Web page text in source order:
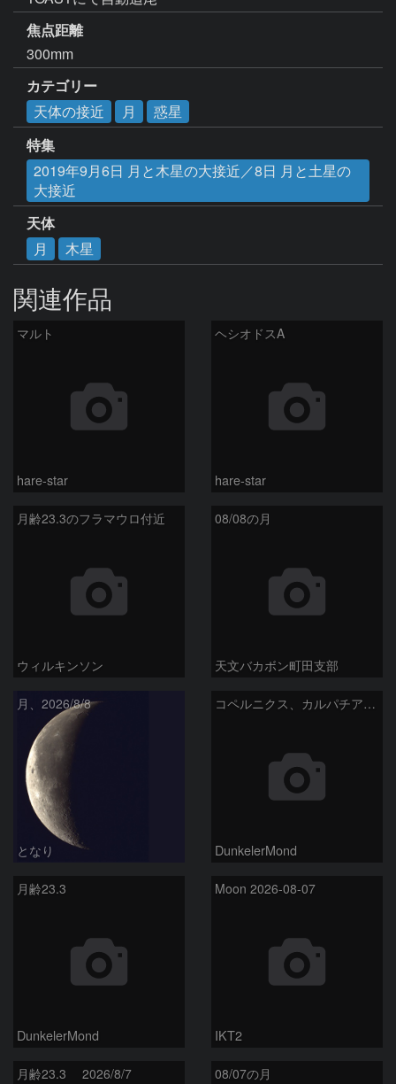
焦点距離
300mm
カテゴリー
天体の接近
月
惑星
特集
2019年9月6日 月と木星の大接近／8日 月と土星の
大接近
天体
月
木星
関連作品
マルト
hare-star
ヘシオドスA
hare-star
月齢23.3のフラマウロ付近
ウィルキンソン
08/08の月
天文バカボン町田支部
月、2026/8/8
となり
コペルニクス、カルパチア山脈付近
DunkelerMond
月齢23.3
DunkelerMond
Moon 2026-08-07
IKT2
月齢23.3 2026/8/7 08/07の月